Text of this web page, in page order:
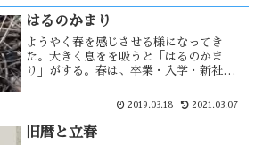
代山本では一番かっこ良く感じた。
はるのかまり
ようやく春を感じさせる様になってき
た。大きく息をを吸うと「はるのかま
り」がする。春は、卒業・入学・新社会
い。今までに経験をした事のない時に嗅
れ忘れられ、それがはるのかまりとし
て・・
2019.03.18 2021.03.07
旧暦と立春